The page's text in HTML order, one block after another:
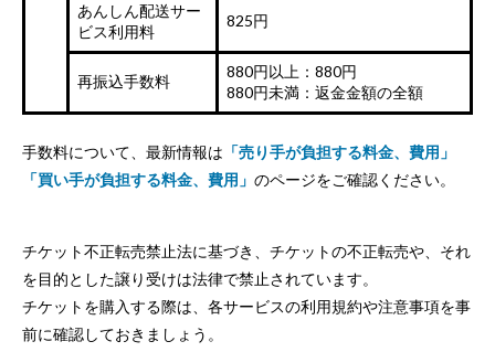
あんしん配送サー
ビス利用料
825円
再振込手数料
880円以上：880円
880円未満：返金金額の全額
手数料について、最新情報は 「売り手が負担する料金、費用」
「買い手が負担する料金、費用」 のページをご確認ください。
チケット不正転売禁止法に基づき、チケットの不正転売や、それ
を目的とした譲り受けは法律で禁止されています。
チケットを購入する際は、各サービスの利用規約や注意事項を事
前に確認しておきましょう。